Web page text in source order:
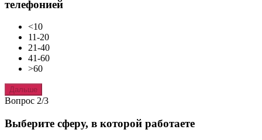
телефонией
<10
11-20
21-40
41-60
>60
Дальше
Вопрос 2/3
Выберите сферу, в которой работаете